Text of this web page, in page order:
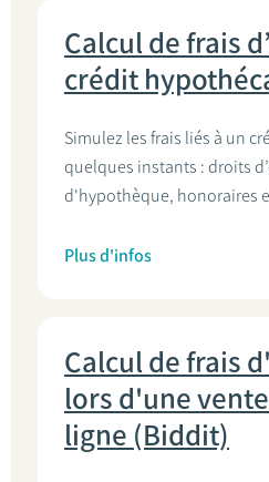
Calcul de frais
crédit
Simulez les frais liés à un
quelques instants : droits
d'hypothèque, honoraires
Plus d'infos
Calcul de frais
lors d'une
ligne (Biddit)